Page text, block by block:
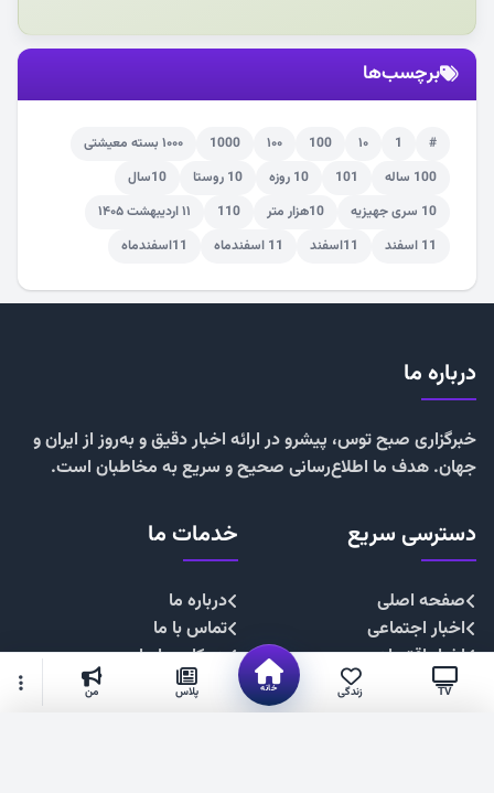
برچسب‌ها
#
1 ۱۰ 100 ۱۰۰ 1000
۱۰۰۰ بسته معیشتی
100 ساله
101 10 روزه 10 روستا
10سال
10 سری جهیزیه
10هزار متر 110
۱۱ اردیبهشت ۱۴۰۵
11 اسفند
11اسفند 11 اسفندماه 11اسفندماه
TV زندگی خانه پلاس من
درباره ما
خبرگزاری صبح توس، پیشرو در ارائه اخبار دقیق و به‌روز از ایران و
جهان. هدف ما اطلاع‌رسانی صحیح و سریع به مخاطبان است.
دسترسی سریع
صفحه اصلی
اخبار اجتماعی
اخبار اقتصادی
اخبار چندرسانه
خدمات ما
درباره ما
تماس با ما
همکاری با ما
تبلیغات